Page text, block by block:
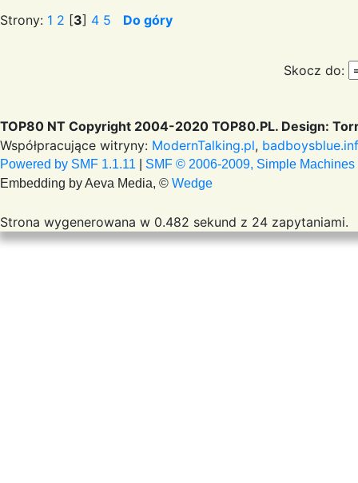
Strony: 1 2 [3] 4 5 Do góry
Skocz do:
TOP80 NT Copyright 2004-2020 TOP80.PL. Design:
Współpracujące witryny: ModernTalking.pl,
Powered by SMF 1.1.11
SMF © 2006-2009, Simple Machines
Embedding by Aeva Media, © Wedge
Strona wygenerowana w 0.482 sekund z 24 zapytaniami.